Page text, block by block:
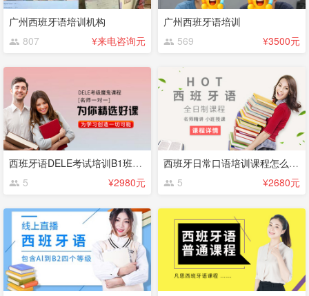
广州西班牙语培训机构
807
¥来电咨询元
广州西班牙语培训
569
¥3500元
西班牙语DELE考试培训B1班哪家好？
5
¥2980元
西班牙日常口语培训课程怎么收费？
5
¥2680元